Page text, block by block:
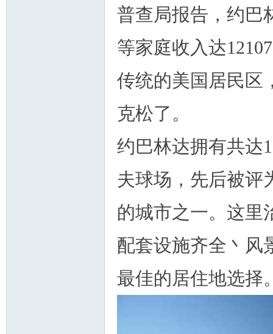
普查局报告，约巴
等家庭收入达
传统的美国居民区
克松了。
约巴林达拥有共达
夫球场，先后被评
的城市之一。这里
配套设施齐全丶风
最佳的居住地选择